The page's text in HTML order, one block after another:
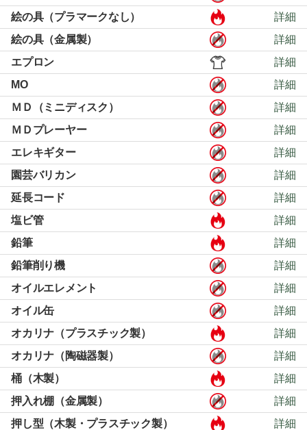
絵の具（プラマークなし）
詳細
絵の具（金属製）
詳細
エプロン
詳細
MO
詳細
ＭＤ（ミニディスク）
詳細
ＭＤプレーヤー
詳細
エレキギター
詳細
園芸バリカン
詳細
延長コード
詳細
塩ビ管
詳細
鉛筆
詳細
鉛筆削り機
詳細
オイルエレメント
詳細
オイル缶
詳細
オカリナ（プラスチック製）
詳細
オカリナ（陶磁器製）
詳細
桶（木製）
詳細
押入れ棚（金属製）
詳細
押し型（木製・プラスチック製）
詳細